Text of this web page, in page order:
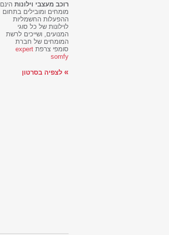
רוכב מעצבי וילונות הינם
מומחים ומובילים בתחום
ההפעלות החשמליות
לוילונות של כל סוגי
המנועים, ושייכים לרשת
המומחים של חברת
סומפי צרפת expert
somfy
» לצפיה בסרטון